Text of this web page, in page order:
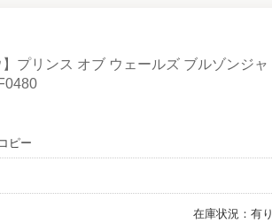
プリンス オブ ウェールズ ブルゾンジャ
ピー
在庫状況：有り